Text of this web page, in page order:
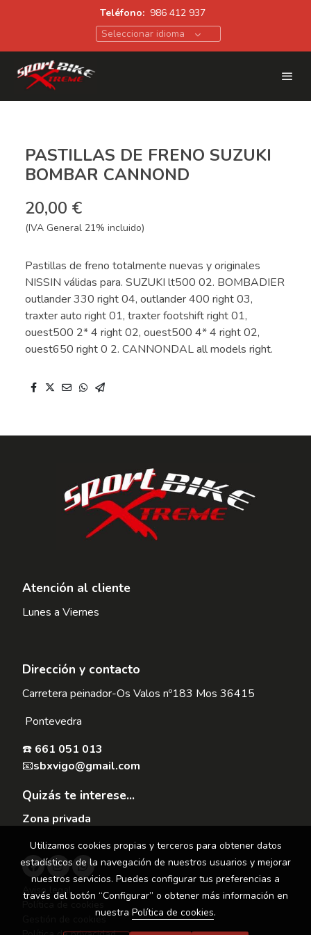
Teléfono: 986 412 937
Seleccionar idioma
PASTILLAS DE FRENO SUZUKI
BOMBAR CANNOND
20,00 €
(IVA General 21% incluido)
Pastillas de freno totalmente nuevas y originales
NISSIN válidas para. SUZUKI lt500 02. BOMBADIER
outlander 330 right 04, outlander 400 right 03,
traxter auto right 01, traxter footshift right 01,
ouest500 2* 4 right 02, ouest500 4* 4 right 02,
ouest650 right 0 2. CANNONDAL all models right.
Atención al cliente
Lunes a Viernes
Dirección y contacto
Carretera peinador-Os Valos nº183 Mos 36415
Pontevedra
☎️ 661 051 013
📧sbxvigo@gmail.com
Quizás te interese...
Zona privada
Aviso legal
Gestión de cookies
Utilizamos cookies propias y terceros para obtener datos
estadísticos de la navegación de nuestros usuarios y mejorar
nuestros servicios. Puedes configurar tus preferencias a
través del botón “Configurar” o obtener más información en
nuestra Política de cookies.